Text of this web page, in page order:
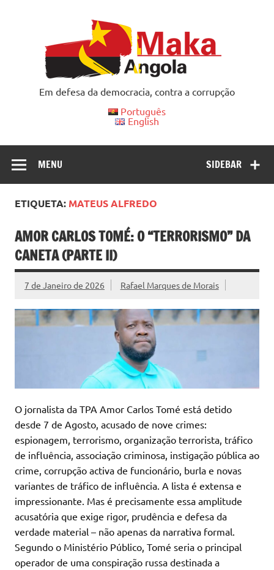
Em defesa da democracia, contra a corrupção
Português
English
SIDEBAR
MENU
ETIQUETA: MATEUS ALFREDO
AMOR CARLOS TOMÉ: O “TERRORISMO” DA
CANETA (PARTE II)
7 de Janeiro de 2026 Rafael Marques de Morais
O jornalista da TPA Amor Carlos Tomé está detido
desde 7 de Agosto, acusado de nove crimes:
espionagem, terrorismo, organização terrorista, tráfico
de influência, associação criminosa, instigação pública ao
crime, corrupção activa de funcionário, burla e novas
variantes de tráfico de influência. A lista é extensa e
impressionante. Mas é precisamente essa amplitude
acusatória que exige rigor, prudência e defesa da
verdade material – não apenas da narrativa formal.
Segundo o Ministério Público, Tomé seria o principal
operador de uma conspiração russa destinada a